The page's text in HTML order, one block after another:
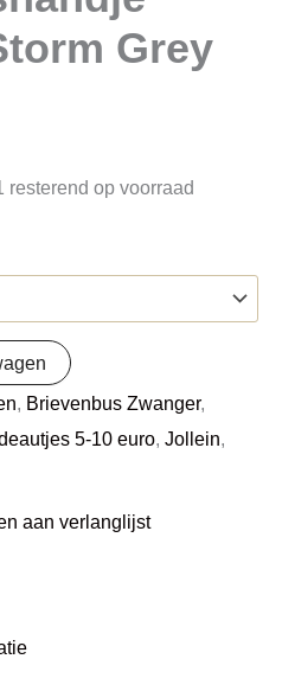
Grey
resterend op voorraad
Brievenbus Zwanger,
5-10 euro Jollein
aan verlanglijst